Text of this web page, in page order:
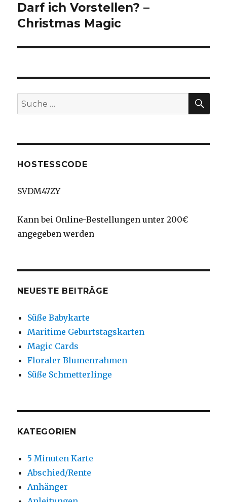
Darf ich Vorstellen? –
Christmas Magic
Suche
nach:
HOSTESSCODE
SVDM47ZY
Kann bei Online-Bestellungen unter 200€
angegeben werden
NEUESTE BEITRÄGE
Süße Babykarte
Maritime Geburtstagskarten
Magic Cards
Floraler Blumenrahmen
Süße Schmetterlinge
KATEGORIEN
5 Minuten Karte
Abschied/Rente
Anhänger